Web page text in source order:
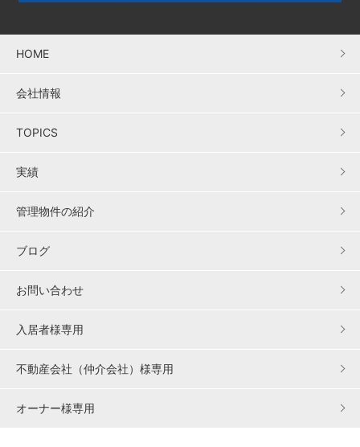
HOME
会社情報
TOPICS
実績
管理物件の紹介
ブログ
お問い合わせ
入居者様専用
不動産会社（仲介会社）様専用
オーナー様専用